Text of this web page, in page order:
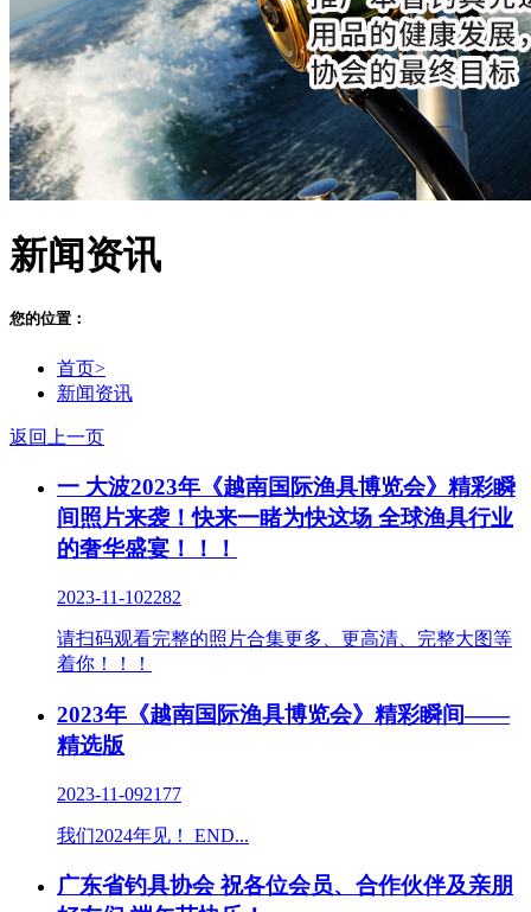
新闻资讯
您的位置：
首页>
新闻资讯
返回上一页
一 大波2023年《越南国际渔具博览会》精彩瞬
间照片来袭！快来一睹为快这场 全球渔具行业
的奢华盛宴！！！
2023-11-102282
请扫码观看完整的照片合集更多、更高清、完整大图等
着你！！！
2023年《越南国际渔具博览会》精彩瞬间——
精选版
2023-11-092177
我们2024年见！ END...
广东省钓具协会 祝各位会员、合作伙伴及亲朋